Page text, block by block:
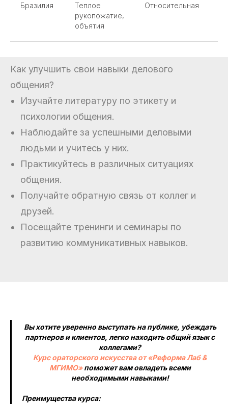
Бразилия
Теплое
рукопожатие,
объятия
Относительная
Как улучшить свои навыки делового
общения?
Изучайте литературу по этикету и
психологии общения.
Наблюдайте за успешными деловыми
людьми и учитесь у них.
Практикуйтесь в различных ситуациях
общения.
Получайте обратную связь от коллег и
друзей.
Посещайте тренинги и семинары по
развитию коммуникативных навыков.
Вы хотите уверенно выступать на публике, убеждать
партнеров и клиентов, легко находить общий язык с
коллегами?
Курс ораторского искусства от «Реформа Лаб &
МГИМО»поможет вам овладеть всеми
необходимыми навыками!
Преимущества курса: